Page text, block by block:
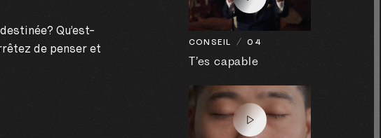
Qu’est-
de penser et
CONSEIL 04
T’es capable